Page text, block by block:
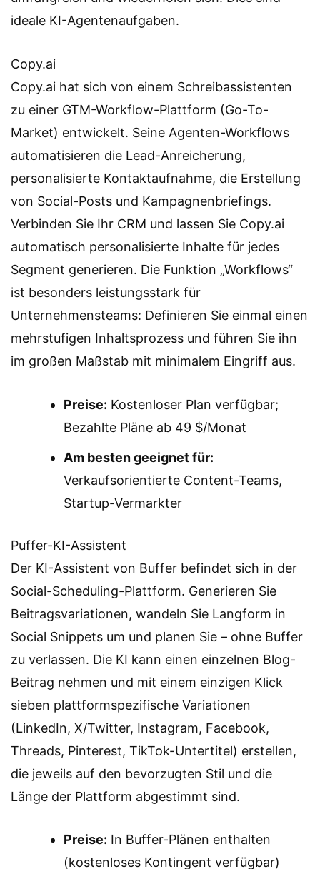
ideale KI-Agentenaufgaben.
Copy.ai
Copy.ai hat sich von einem Schreibassistenten
zu einer GTM-Workflow-Plattform (Go-To-
Market) entwickelt. Seine Agenten-Workflows
automatisieren die Lead-Anreicherung,
personalisierte Kontaktaufnahme, die Erstellung
von Social-Posts und Kampagnenbriefings.
Verbinden Sie Ihr CRM und lassen Sie Copy.ai
automatisch personalisierte Inhalte für jedes
Segment generieren. Die Funktion „Workflows“
ist besonders leistungsstark für
Unternehmensteams: Definieren Sie einmal einen
mehrstufigen Inhaltsprozess und führen Sie ihn
im großen Maßstab mit minimalem Eingriff aus.
Preise: Kostenloser Plan verfügbar;
Bezahlte Pläne ab 49 $/Monat
Am besten geeignet für:
Verkaufsorientierte Content-Teams,
Startup-Vermarkter
Puffer-KI-Assistent
Der KI-Assistent von Buffer befindet sich in der
Social-Scheduling-Plattform. Generieren Sie
Beitragsvariationen, wandeln Sie Langform in
Social Snippets um und planen Sie – ohne Buffer
zu verlassen. Die KI kann einen einzelnen Blog-
Beitrag nehmen und mit einem einzigen Klick
sieben plattformspezifische Variationen
(LinkedIn, X/Twitter, Instagram, Facebook,
Threads, Pinterest, TikTok-Untertitel) erstellen,
die jeweils auf den bevorzugten Stil und die
Länge der Plattform abgestimmt sind.
Preise: In Buffer-Plänen enthalten
(kostenloses Kontingent verfügbar)